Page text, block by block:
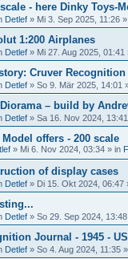
- here Dinky Toys-
Detlef » Mi 3. Sep 2025, 11:26
1:200 Airplanes
Detlef » Mi 27. Aug 2025, 01:41
Cruver
Detlef » So 9. Mär 2025, 14:01
– build by
Detlef » Sa 16. Nov 2024, 13:41
Model offers - 200 scale
» Mi 6. Nov 2024, 03:34 » in
of display cases
Detlef » Di 15. Okt 2024, 06:47
Detlef » So 29. Sep 2024, 13:48
Journal - 1945 -
Detlef » So 4. Aug 2024, 11:35